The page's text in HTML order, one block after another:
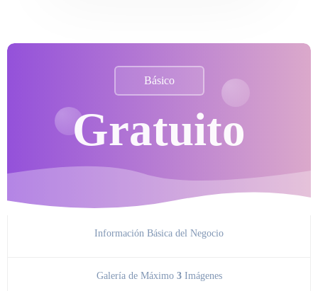
Básico
Gratuito
Información Básica del Negocio
Galería de Máximo 3Imágenes